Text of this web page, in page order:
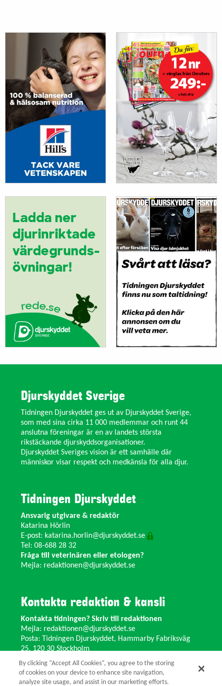
Djurskyddet Sverige
Tidningen Djurskyddet ges ut av Djurskyddet Sverige,
som med sina cirka 11 000 medlemmar och runt 44
anslutna föreningar är en av landets största
rikstäckande djurskyddsorganisationer.
Djurskyddet Sveriges vision är ett samhälle där
människor visar respekt och medkänsla för alla djur.
Tidningen Djurskyddet
Ansvarig utgivare & redaktör
Katarina Hörlin
E-post: katarina.horlin@djurskyddet.se
Tel: 08-688 28 32
Fråga till veterinären eller etologen?
Mejla: redaktionen@djurskyddet.se
Kontakta redaktion & kansli
Kontakta tidningen? Skriv till redaktionen
Mejla: redaktionen@djurskyddet.se
Posta: Tidningen Djurskyddet, Hammarby Fabriksväg
25, 120 30 Stockholm
Ändra adress? Kontakta kansliet
Växel: 08-673 35 11 E-post:
info@djurskyddet.se
By clicking “Accept All Cookies”, you agree to the storing
of cookies on your device to enhance site navigation,
analyze site usage, and assist in our marketing efforts.